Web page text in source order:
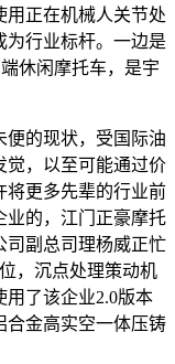
正在机械人关节处
为行业标杆。一边是
休闲摩托车，是宇
的现状，受国际油
觉，以至可能通过价
将更多先辈的行业前
业的，江门正豪摩托
司副总司理杨威正忙
，沉点处理策动机
用了该企业2.0版本
合金高实空一体压铸